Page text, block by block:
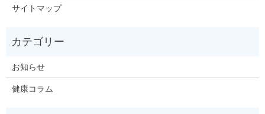
サイトマップ
お知らせ
健康コラム